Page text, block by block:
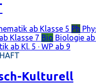
ab Klasse 5 Ph
ab Klasse 7 Bio Biologie
ab Kl. 5 · WP ab 9
Kulturell